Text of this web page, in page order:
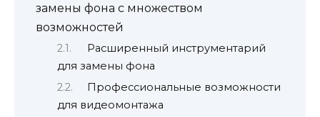
замены фона с множеством
возможностей
Расширенный инструментарий
для замены фона
Профессиональные возможности
для видеомонтажа